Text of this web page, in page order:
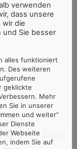
expand
Lounges.
for Best
verwenden
dass unsere
wir die
und Sie besser
alles funktioniert
Des weiteren
geklickte
Mehr
Sie in unserer
und weiter“
Dienste
Webseite
indem Sie auf